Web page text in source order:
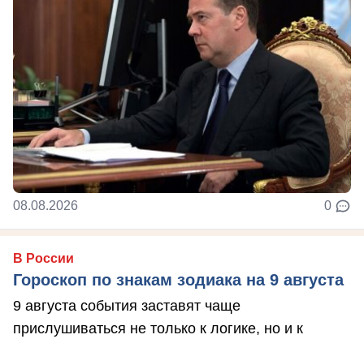
08.08.2026 0
В России
Гороскоп по знакам зодиака на 9 августа
9 августа события заставят чаще
прислушиваться не только к логике, но и к